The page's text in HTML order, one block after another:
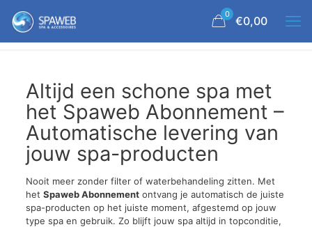
0 €0,00
Altijd een schone spa met
het Spaweb Abonnement –
Automatische levering van
jouw spa-producten
Nooit meer zonder filter of waterbehandeling zitten. Met
het Spaweb Abonnementontvang je automatisch de juiste
spa-producten op het juiste moment, afgestemd op jouw
type spa en gebruik. Zo blijft jouw spa altijd in topconditie,